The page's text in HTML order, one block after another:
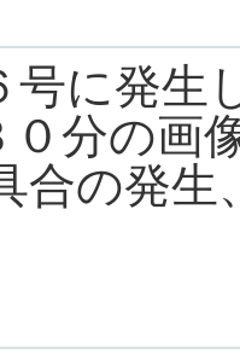
に発生
分の画
合の発